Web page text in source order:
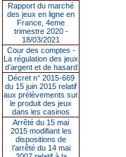
Rapport du marché
des jeux en ligne en
France, 4eme
trimestre 2020 -
18/03/2021
Cour des comptes -
La régulation des jeux
d’argent et de hasard
Décret n° 2015-669
du 15 juin 2015 relatif
aux prélèvements sur
le produit des jeux
dans les casinos
Arrêté du 15 mai
2015 modifiant les
dispositions de
l’arrêté du 14 mai